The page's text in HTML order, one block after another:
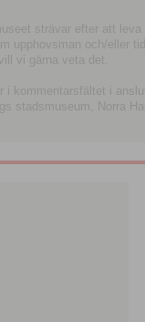
strävar efter att
upphovsman och/eller
vi gärna veta det.
kommentarsfältet i
stadsmuseum, Norra